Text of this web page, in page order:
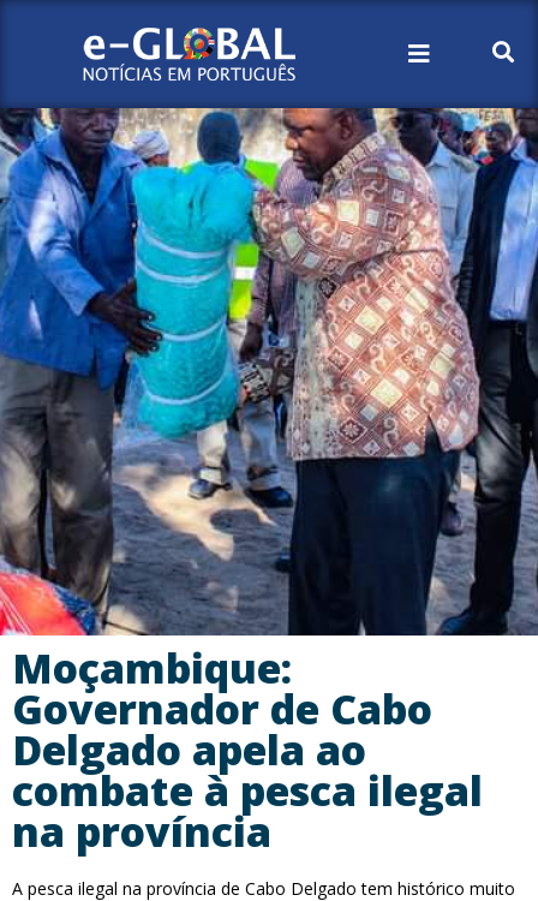
Moçambique:
Governador de Cabo
Delgado apela ao
combate à pesca ilegal
na província
A pesca ilegal na província de Cabo Delgado tem histórico muito